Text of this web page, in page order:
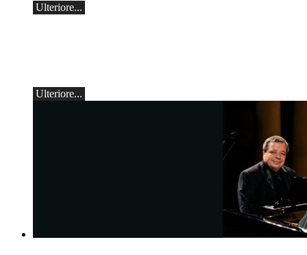
Ulteriore...
Ulteriore...